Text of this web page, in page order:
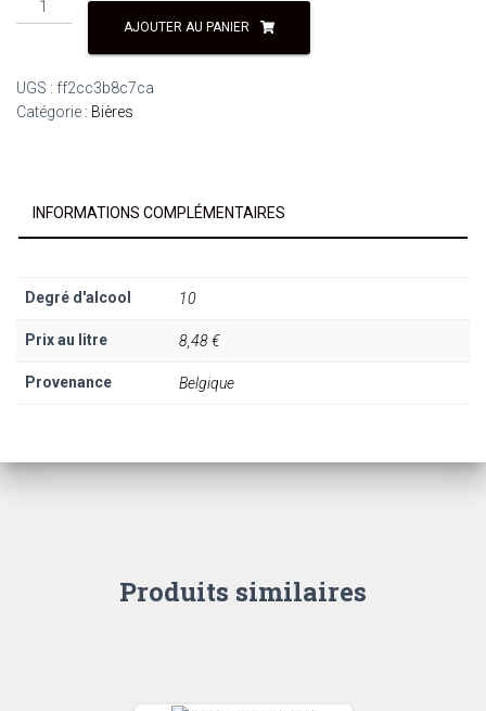
AJOUTER AU PANIER
UGS : ff2cc3b8c7ca
Catégorie : Bières
INFORMATIONS COMPLÉMENTAIRES
Degré d'alcool 10
Prix au litre 8,48 €
Provenance Belgique
Produits similaires